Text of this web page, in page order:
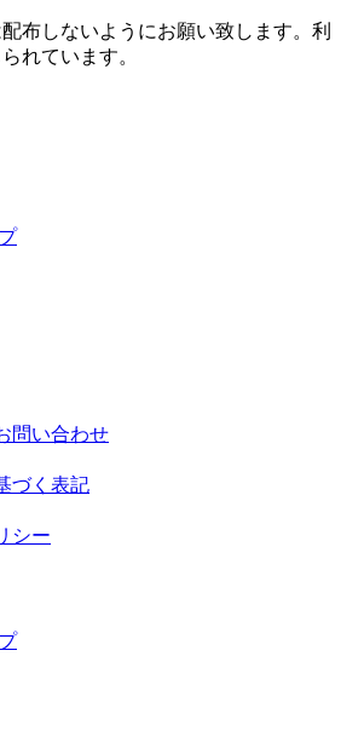
布しないようにお願い致します。利
れています。
問い合わせ
づく表記
シー